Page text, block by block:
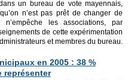
un bureau de vote mayennais,
n’est pas prêt de changer de
les associations, par
de cette expérimentation
et membres du bureau.
en 2005 : 38 %
représenter